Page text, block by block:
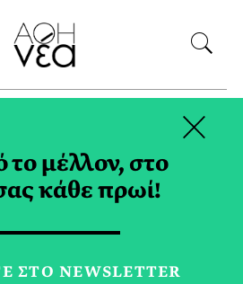
TAG
μέλλον, στο
κάθε πρωί!
ΣΤΟ NEWSLETTER
×